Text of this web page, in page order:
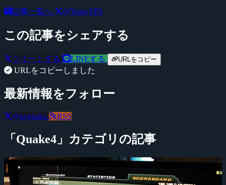
記事一覧へ @YossyFPS
この記事をシェアする
ツイートする LINEする URLをコピー
URLをコピーしました
最新情報をフォロー
@negitaku RSS
「Quake4」カテゴリの記事